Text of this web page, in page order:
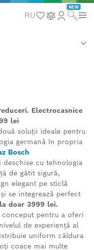
RU
NEW
Electrocasnice
lei
soluții ideale pentru
germană în propria
Bosch
cu tehnologia
de gătit sigură,
elegant pe sticlă
se integrează perfect
doar 3999 lei.
pentru a oferi
de experiență al
uniform căldura
coace mai multe